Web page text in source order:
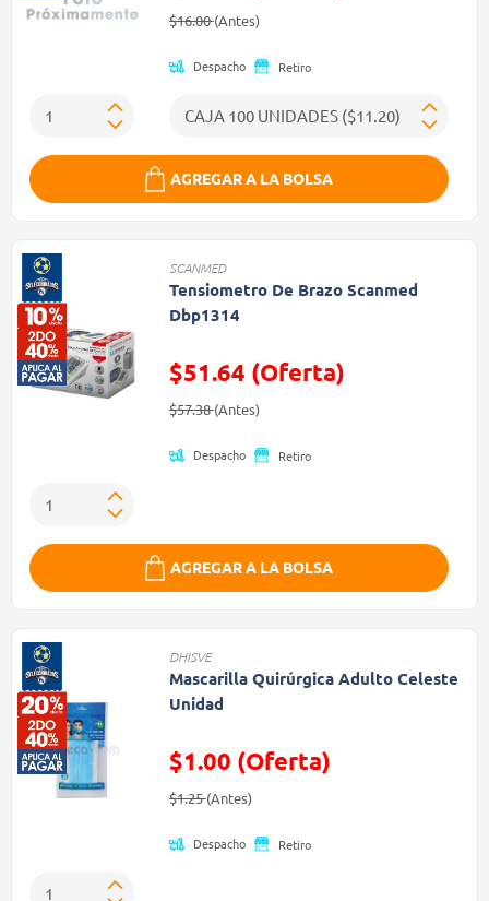
Precio reducido de
$16.00(Antes)(Oferta)
Despacho Retiro
AGREGAR A LA BOLSA
SCANMED
Tensiometro De Brazo Scanmed
Dbp1314
$51.64 (Oferta)
Precio reducido de
$57.38(Antes)(Oferta)
Despacho Retiro
AGREGAR A LA BOLSA
DHISVE
Mascarilla Quirúrgica Adulto Celeste
Unidad
$1.00 (Oferta)
Precio reducido de
$1.25(Antes)(Oferta)
Despacho Retiro